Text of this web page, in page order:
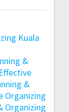
Kuala
&
&
Organizing
Organizing